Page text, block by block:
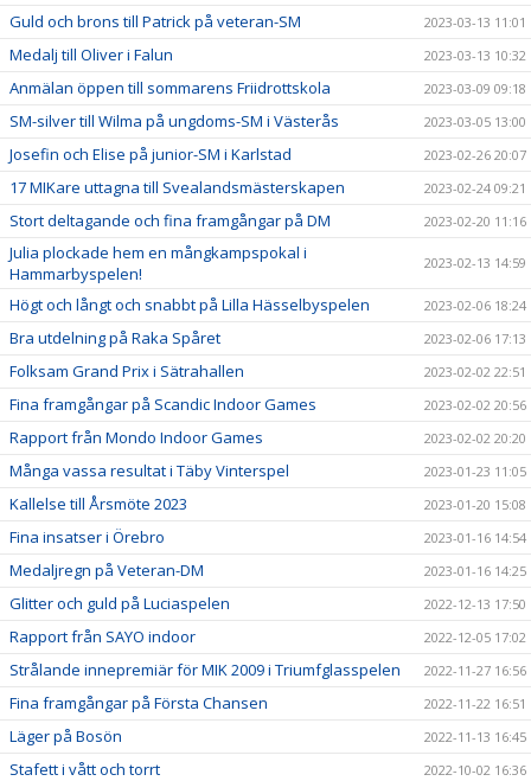
Guld och brons till Patrick på veteran-SM 2023-03-13 11:01
Medalj till Oliver i Falun 2023-03-13 10:32
Anmälan öppen till sommarens Friidrottskola 2023-03-09 09:18
SM-silver till Wilma på ungdoms-SM i Västerås 2023-03-05 13:00
Josefin och Elise på junior-SM i Karlstad 2023-02-26 20:07
17 MIKare uttagna till Svealandsmästerskapen 2023-02-24 09:21
Stort deltagande och fina framgångar på DM 2023-02-20 11:16
Julia plockade hem en mångkampspokal i
Hammarbyspelen!
2023-02-13 14:59
Högt och långt och snabbt på Lilla Hässelbyspelen 2023-02-06 18:24
Bra utdelning på Raka Spåret 2023-02-06 17:13
Folksam Grand Prix i Sätrahallen 2023-02-02 22:51
Fina framgångar på Scandic Indoor Games 2023-02-02 20:56
Rapport från Mondo Indoor Games 2023-02-02 20:20
Många vassa resultat i Täby Vinterspel 2023-01-23 11:05
Kallelse till Årsmöte 2023 2023-01-20 15:08
Fina insatser i Örebro 2023-01-16 14:54
Medaljregn på Veteran-DM 2023-01-16 14:25
Glitter och guld på Luciaspelen 2022-12-13 17:50
Rapport från SAYO indoor 2022-12-05 17:02
Strålande innepremiär för MIK 2009 i Triumfglasspelen 2022-11-27 16:56
Fina framgångar på Första Chansen 2022-11-22 16:51
Läger på Bosön 2022-11-13 16:45
Stafett i vått och torrt 2022-10-02 16:36